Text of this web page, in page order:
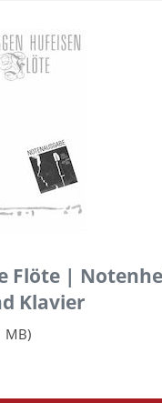
Flöte |
Klavier
MB)